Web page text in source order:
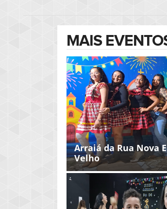
MAIS
Arraiá da Rua Nova
Velho